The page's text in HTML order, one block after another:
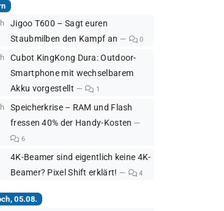
Jigoo T600 – Sagt euren
Staubmilben den Kampf an
0
Cubot KingKong Dura: Outdoor-
Smartphone mit wechselbarem
Akku vorgestellt
1
Speicherkrise – RAM und Flash
fressen 40% der Handy-Kosten
6
4K-Beamer sind eigentlich keine 4K-
Beamer? Pixel Shift erklärt!
4
05.08.